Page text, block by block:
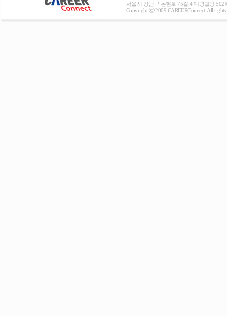
서울시 강남구 논현로 75길 4 대명빌딩 502
Copyright ⓒ 2009 CAREERConnect. All rights